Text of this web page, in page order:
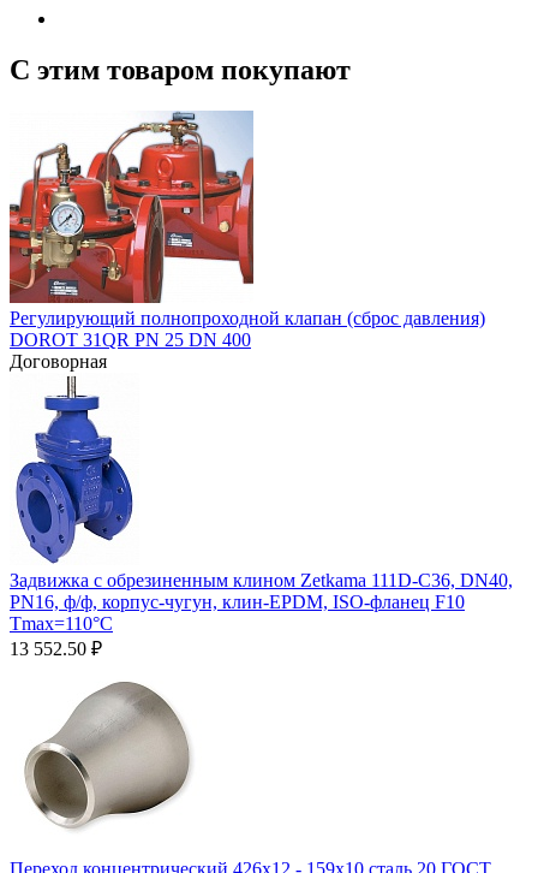
С этим товаром покупают
Регулирующий полнопроходной клапан (сброс давления)
DOROT 31QR PN 25 DN 400
Договорная
Задвижка с обрезиненным клином Zetkama 111D-C36, DN40,
PN16, ф/ф, корпус-чугун, клин-EPDM, ISO-фланец F10
Tmax=110°С
13 552.50 ₽
Переход концентрический 426х12 - 159х10 сталь 20 ГОСТ